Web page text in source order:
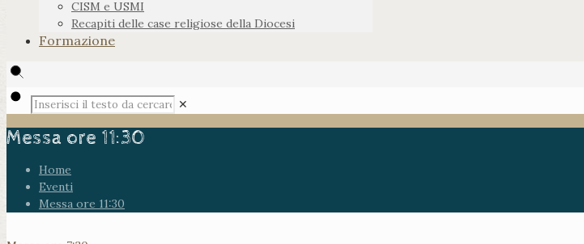
CISM e USMI
Recapiti delle case religiose della Diocesi
Formazione
✕
Messa ore 11:30
Home
Eventi
Messa ore 11:30